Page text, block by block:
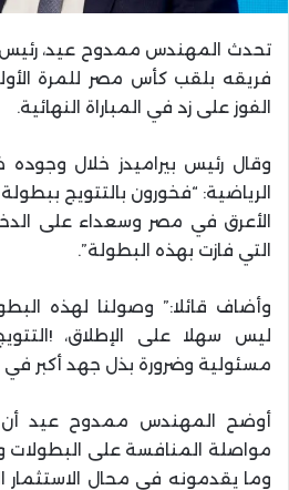
تحدث المهندس ممدوح عيد، رئيس
فريقه بلقب كأس مصر للمرة
الفوز على زد في المباراة النهائية.
وقال رئيس بيراميدز خلال
الرياضية: “فخورون بالتتويج
الأعرق في مصر وسعداء على
التي فازت بهذه البطولة”.
وأضاف قائلا:” وصولنا لهذه
ليس سهلا على الإطلاق،
مسئولية وضرورة بذل جهد أكبر في
أوضح المهندس ممدوح عيد
مواصلة المنافسة على البطولات
وما يقدمونه في محال